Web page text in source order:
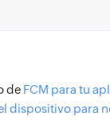
de FCM para tu
dispositivo para